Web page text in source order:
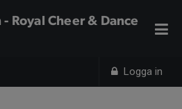
Logga in
- Royal Cheer & Dance